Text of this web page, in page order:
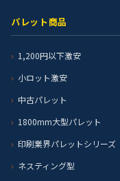
パレット商品
1,200円以下激安
小ロット激安
中古パレット
1800mm大型パレット
印刷業界パレットシリーズ
ネスティング型